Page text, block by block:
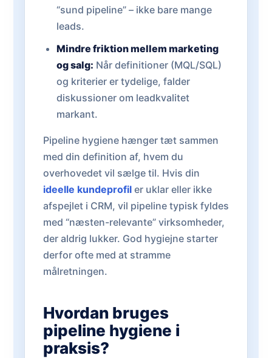
“sund pipeline” – ikke bare mange
leads.
Mindre friktion mellem marketing
og salg: Når definitioner (MQL/SQL)
og kriterier er tydelige, falder
diskussioner om leadkvalitet
markant.
Pipeline hygiene hænger tæt sammen
med din definition af, hvem du
overhovedet vil sælge til. Hvis din
ideelle kundeprofil er uklar eller ikke
afspejlet i CRM, vil pipeline typisk fyldes
med “næsten-relevante” virksomheder,
der aldrig lukker. God hygiejne starter
derfor ofte med at stramme
målretningen.
Hvordan bruges
pipeline hygiene i
praksis?